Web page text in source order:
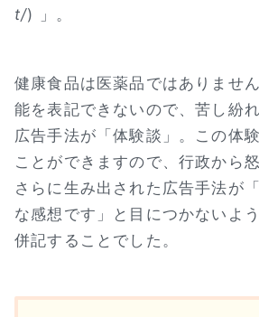
t/) 」。
健康食品は医薬品ではありませ
能を表記できないので、苦し紛
広告手法が「体験談」。この体
ことができますので、行政から
さらに生み出された広告手法が
な感想です」と目につかないよ
併記することでした。